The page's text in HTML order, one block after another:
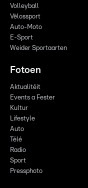
Volleyball
Vëlossport
Auto-Moto
E-Sport
Weider Sportaarten
Fotoen
Aktualitéit
Events a Fester
Kultur
Lifestyle
Auto
Télé
Radio
Sport
Pressphoto